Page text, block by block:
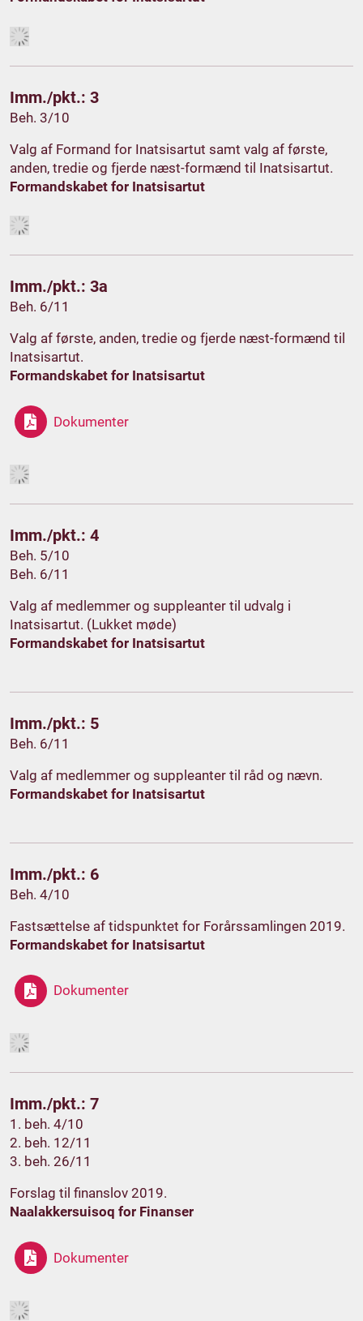
Imm./pkt.: 3
Beh. 3/10
Valg af Formand for Inatsisartut samt valg af første,
anden, tredie og fjerde næst-formænd til Inatsisartut.
Formandskabet for Inatsisartut
Imm./pkt.: 3a
Beh. 6/11
Valg af første, anden, tredie og fjerde næst-formænd til
Inatsisartut.
Formandskabet for Inatsisartut
Dokumenter
Imm./pkt.: 4
Beh. 5/10
Beh. 6/11
Valg af medlemmer og suppleanter til udvalg i
Inatsisartut. (Lukket møde)
Formandskabet for Inatsisartut
Imm./pkt.: 5
Beh. 6/11
Valg af medlemmer og suppleanter til råd og nævn.
Formandskabet for Inatsisartut
Imm./pkt.: 6
Beh. 4/10
Fastsættelse af tidspunktet for Forårssamlingen 2019.
Formandskabet for Inatsisartut
Dokumenter
Imm./pkt.: 7
1. beh. 4/10
2. beh. 12/11
3. beh. 26/11
Forslag til finanslov 2019.
Naalakkersuisoq for Finanser
Dokumenter